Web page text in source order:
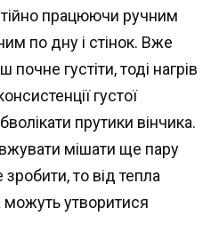
працюючи ручним
по дну і стінок. Вже
густіти, тоді нагрів
густої
прутики вінчика.
мішати ще пару
то від тепла
можуть утворитися